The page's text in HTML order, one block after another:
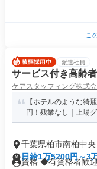
こ
派遣社員
サービス付き高齢
ケアスタッフィング株式
【ホテルのような綺
円！残業なし｜上場
千葉県柏市南柏中央
日給1万5200円～3
資格 ◆有資格者歓